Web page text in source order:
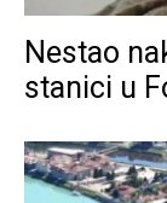
Nestao
stanici u